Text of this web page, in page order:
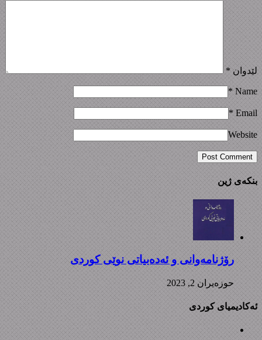
لێدوان *
Name
*
Email
*
Website
بنکەی ژین
رۆژنامەوانی و ئەدەبیاتی نوێی کوردی
حوزه‌یران 2, 2023
ئەکادیمیای کوردی